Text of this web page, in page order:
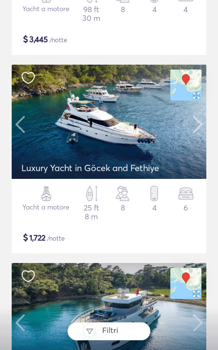
Filtri
Yacht a motore
98 ft
30 m
8 4 4
$3,445 /notte
Luxury Yacht in Göcek and Fethiye
Yacht a motore
25 ft
8 m
8 4 6
$1,722/notte